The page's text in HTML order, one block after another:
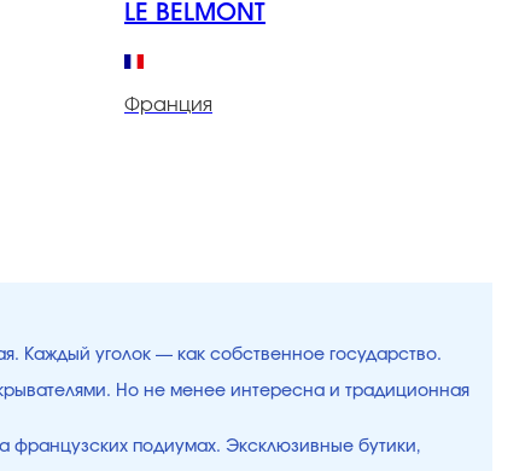
LE BELMONT
Франция
Каждый уголок — как собственное государство.
Но не менее интересна и традиционная
французских подиумах. Эксклюзивные бутики,